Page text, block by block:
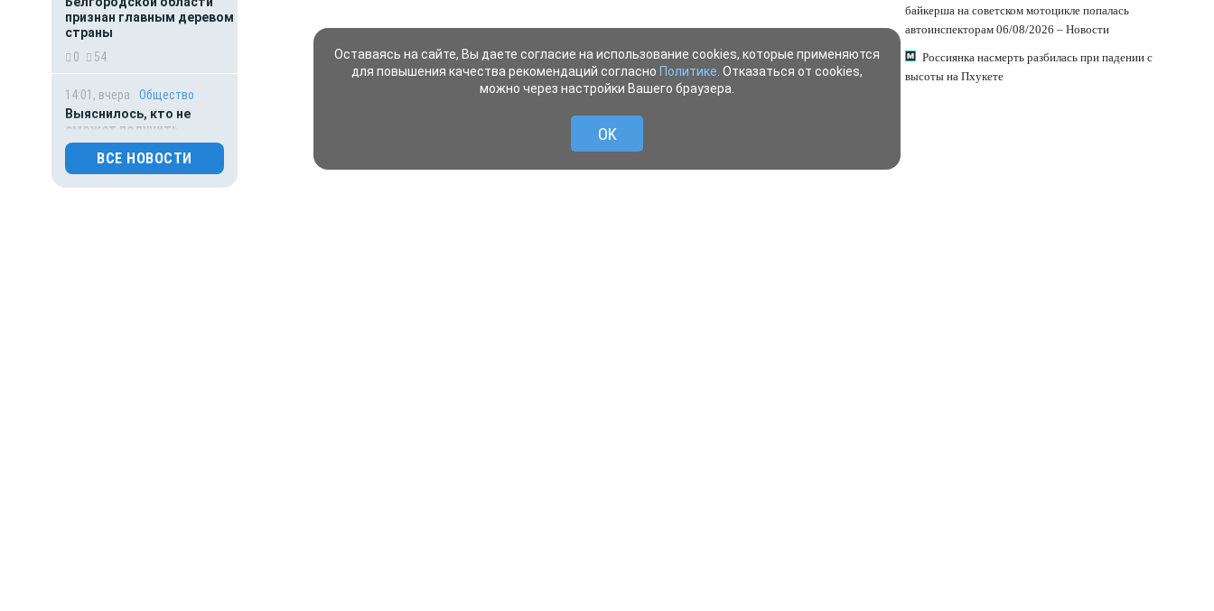
признан главным деревом
страны
0
54
14:01, вчера
Общество
Выяснилось, кто не
сможет получить
загранпаспорт через МФЦ
34
ВСЕ НОВОСТИ
байкерша на советском мотоцикле попалась
автоинспекторам 06/08/2026 – Новости
Россиянка насмерть разбилась при падении с
высоты на Пхукете
Оставаясь на сайте, Вы даете согласие на использование cookies, которые применяются
для повышения качества рекомендаций согласно Политике . Отказаться от cookies,
можно через настройки Вашего браузера.
OK